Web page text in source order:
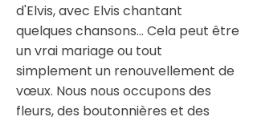
d'Elvis, avec Elvis chantant
quelques chansons… Cela peut être
un vrai mariage ou tout
simplement un renouvellement de
vœux. Nous nous occupons des
fleurs, des boutonnières et des